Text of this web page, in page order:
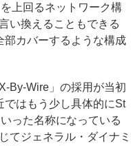
上回るネットワーク構
い換えることもできる
部カバーするような構成
By-Wire」の採用が当初
はもう少し具体的にSt
った名称になっている
てジェネラル・ダイナミ